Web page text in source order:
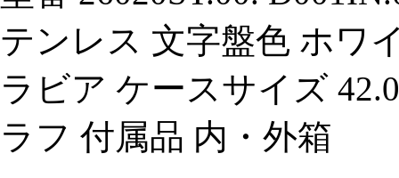
テンレス 文字盤色 ホワ
ラビア ケースサイズ
ラフ 付属品 内・外箱